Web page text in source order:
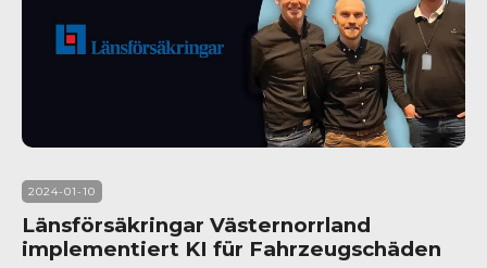
2024-01-10
Länsförsäkringar Västernorrland
implementiert KI für Fahrzeugschäden